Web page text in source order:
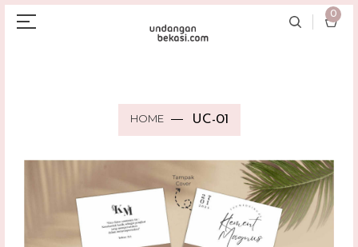
0
HOME UC-01